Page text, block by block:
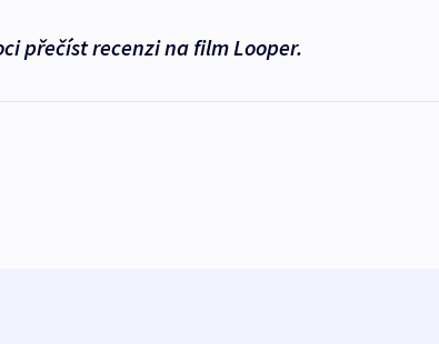
přečíst recenzi na film Looper.